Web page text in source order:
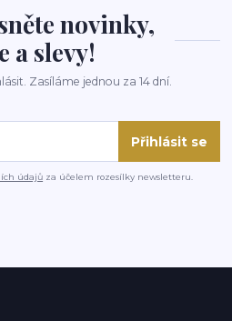
novinky,
a slevy!
Zasíláme jednou za 14 dní.
Přihlásit se
údajů za účelem rozesílky newsletteru.